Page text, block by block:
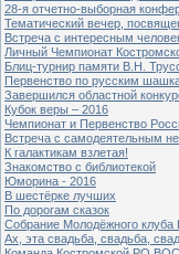
28-я отчетно-выборная
Тематический вечер,
Встреча с интересным
Личный Чемпионат
Блиц-турнир памяти В.Н.
Первенство по русским
Завершился областной
Кубок веры – 2016
Чемпионат и Первенство
Встреча с самодеятельным
К галактикам взлетая!
Знакомство с библиотекой
Юморина - 2016
В шестёрке лучших
По дорогам сказок
Собрание Молодёжного
Ах, эта свадьба, свадьба,